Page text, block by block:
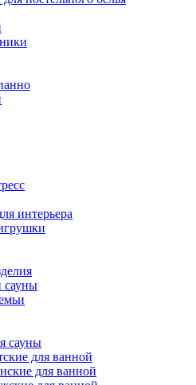
интерьера
сауны
сауны
для ванной
для ванной